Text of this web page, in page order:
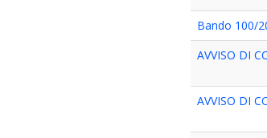
Bando 100/
AVVISO DI
AVVISO DI